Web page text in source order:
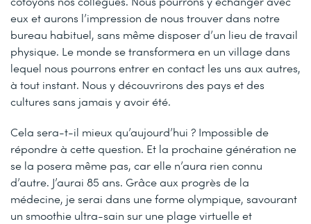
eux et aurons l’impression de nous trouver dans notre
bureau habituel, sans même disposer d’un lieu de travail
physique. Le monde se transformera en un village dans
lequel nous pourrons entrer en contact les uns aux autres,
à tout instant. Nous y découvrirons des pays et des
cultures sans jamais y avoir été.
Cela sera-t-il mieux qu’aujourd’hui ? Impossible de
répondre à cette question. Et la prochaine génération ne
se la posera même pas, car elle n’aura rien connu
d’autre. J’aurai 85 ans. Grâce aux progrès de la
médecine, je serai dans une forme olympique, savourant
un smoothie ultra-sain sur une plage virtuelle et